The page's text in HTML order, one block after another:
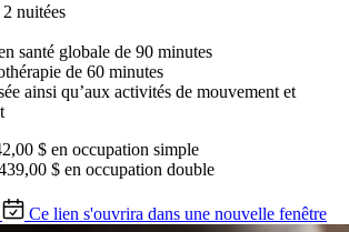
nuitées
santé globale de 90 minutes
de 60 minutes
ainsi qu’aux activités de mouvement et
$ en occupation simple
$ en occupation double
Ce lien s'ouvrira dans une nouvelle fenêtre